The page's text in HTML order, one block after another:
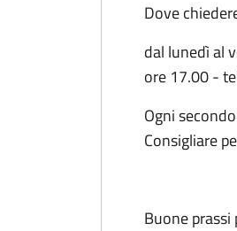
Dove
dal lunedì al
ore 17.00 -
Ogni
Consigliare
Buone